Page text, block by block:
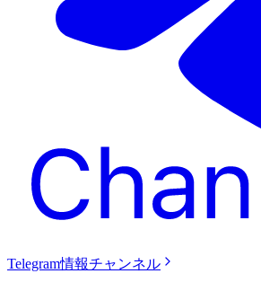
Telegram情報チャンネル